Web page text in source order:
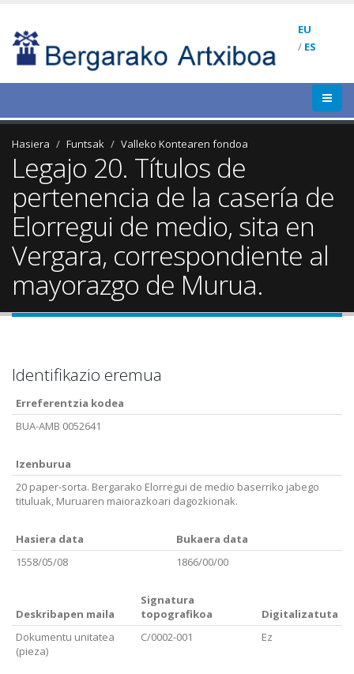
EU
/ ES
Hasiera Funtsak Valleko Kontearen fondoa
Legajo 20. Títulos de
pertenencia de la casería de
Elorregui de medio, sita en
Vergara, correspondiente al
mayorazgo de Murua.
Identifikazio eremua
Erreferentzia kodea
BUA-AMB 0052641
Izenburua
20 paper-sorta. Bergarako Elorregui de medio baserriko jabego
tituluak, Muruaren maiorazkoari dagozkionak.
Hasiera data
Bukaera data
1558/05/08
1866/00/00
Deskribapen maila
Signatura
topografikoa
Digitalizatuta
Dokumentu unitatea
(pieza)
C/0002-001 Ez